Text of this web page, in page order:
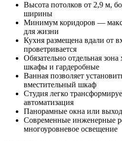
Высота потолков от 2,9 м,
ширины
Минимум коридоров —
для жизни
Кухня размещена вдали от
проветривается
Обязательно отдельная
шкафы и гардеробные
Ванная позволяет
вместительный шкаф
Студия легко
автоматизация
Панорамные окна или выход
Современные инженерные
многоуровневое освещение